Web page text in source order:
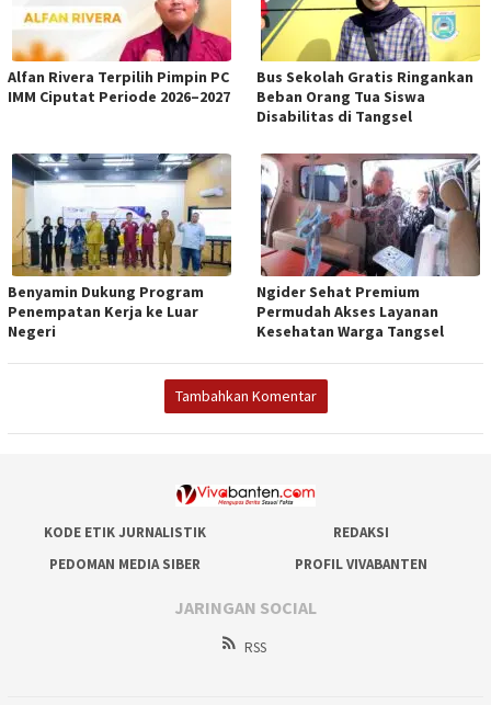
Alfan Rivera Terpilih Pimpin PC
IMM Ciputat Periode 2026–2027
Bus Sekolah Gratis Ringankan
Beban Orang Tua Siswa
Disabilitas di Tangsel
Benyamin Dukung Program
Penempatan Kerja ke Luar
Negeri
Ngider Sehat Premium
Permudah Akses Layanan
Kesehatan Warga Tangsel
Tambahkan Komentar
KODE ETIK JURNALISTIK
REDAKSI
PEDOMAN MEDIA SIBER
PROFIL VIVABANTEN
JARINGAN SOCIAL
RSS